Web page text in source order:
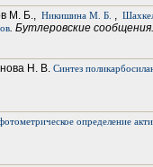
М. Б., Никишина М. Б. ,
. Бутлеровские сообщения.
Н. В. Синтез
определение